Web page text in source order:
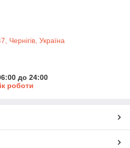
Чернігів, Україна
до 24:00
роботи